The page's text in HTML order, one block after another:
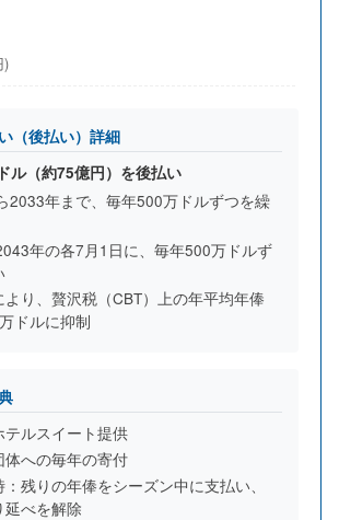
)
（後払い）詳細
ル（約75億円）を後払い
2033年まで、毎年500万ドルずつを繰
年の各7月1日に、毎年500万ドルず
より、贅沢税（CBT）上の年平均年俸
ドルに抑制
テルスイート提供
体への毎年の寄付
：残りの年俸をシーズン中に支払い、
延べを解除